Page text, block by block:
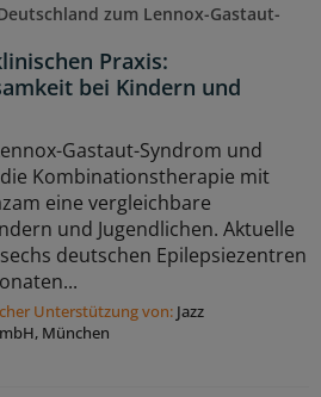
zum Lennox-Gastaut-
Praxis:
bei Kindern und
Gastaut-Syndrom und
Kombinationstherapie mit
eine vergleichbare
und Jugendlichen. Aktuelle
deutschen Epilepsiezentren
Unterstützung von: Jazz
München